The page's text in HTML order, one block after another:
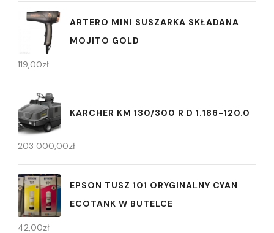
ARTERO MINI SUSZARKA SKŁADANA
MOJITO GOLD
119,00zł
KARCHER KM 130/300 R D 1.186-120.0
203 000,00zł
EPSON TUSZ 101 ORYGINALNY CYAN
ECOTANK W BUTELCE
42,00zł